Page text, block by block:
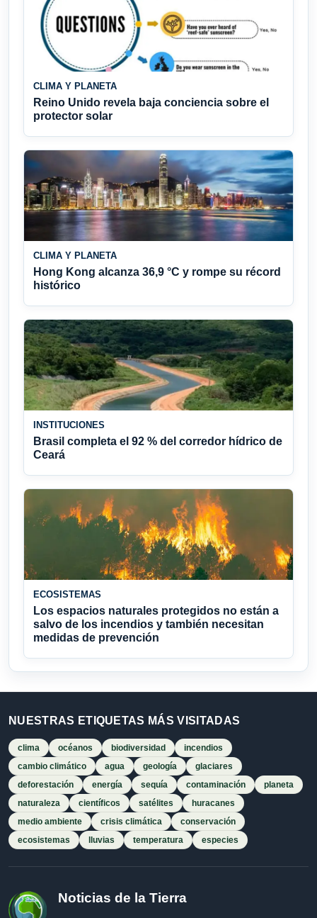
CLIMA Y PLANETA
Reino Unido revela baja conciencia sobre el
protector solar
CLIMA Y PLANETA
Hong Kong alcanza 36,9 °C y rompe su récord
histórico
INSTITUCIONES
Brasil completa el 92 % del corredor hídrico de
Ceará
ECOSISTEMAS
Los espacios naturales protegidos no están a
salvo de los incendios y también necesitan
medidas de prevención
NUESTRAS ETIQUETAS MÁS VISITADAS
clima océanos biodiversidad
incendios
cambio climático
agua geología
glaciares
deforestación
energía sequía contaminación
planeta
naturaleza
científicos satélites
huracanes
medio ambiente
crisis climática
conservación
ecosistemas
lluvias temperatura especies
Noticias de la Tierra